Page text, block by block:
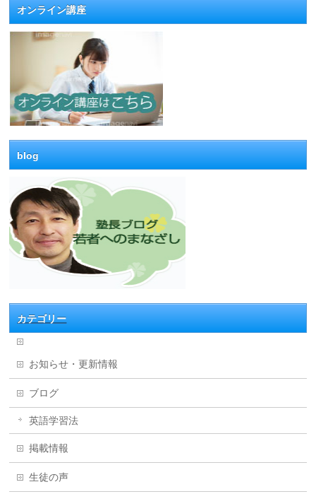
オンライン講座
blog
カテゴリー
お知らせ・更新情報
ブログ
英語学習法
掲載情報
生徒の声